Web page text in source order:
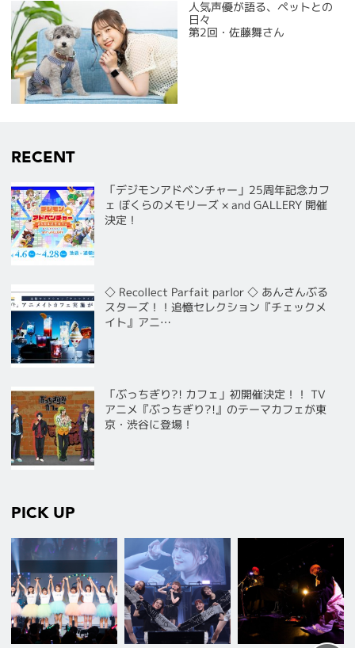
人気声優が語る、ペットとの
日々
第2回・佐藤舞さん
RECENT
「デジモンアドベンチャー」25周年記念カフ
ェ ぼくらのメモリーズ × and GALLERY 開催
決定！
◇ Recollect Parfait parlor ◇ あんさんぶる
スターズ！！追憶セレクション『チェックメ
イト』アニ…
「ぶっちぎり?! カフェ」初開催決定！！ TV
アニメ『ぶっちぎり?!』のテーマカフェが東
京・渋谷に登場！
PICK UP